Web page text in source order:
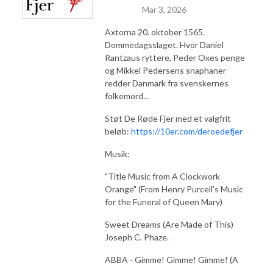
Mar 3, 2026
Axtorna 20. oktober 1565.
Dommedagsslaget. Hvor Daniel
Rantzaus ryttere, Peder Oxes penge
og Mikkel Pedersens snaphaner
redder Danmark fra svenskernes
folkemord...
Støt De Røde Fjer med et valgfrit
beløb: https://10er.com/deroedefjer
Musik:
"Title Music from A Clockwork
Orange" (From Henry Purcell's Music
for the Funeral of Queen Mary)
Sweet Dreams (Are Made of This)
Joseph C. Phaze.
ABBA - Gimme! Gimme! Gimme! (A